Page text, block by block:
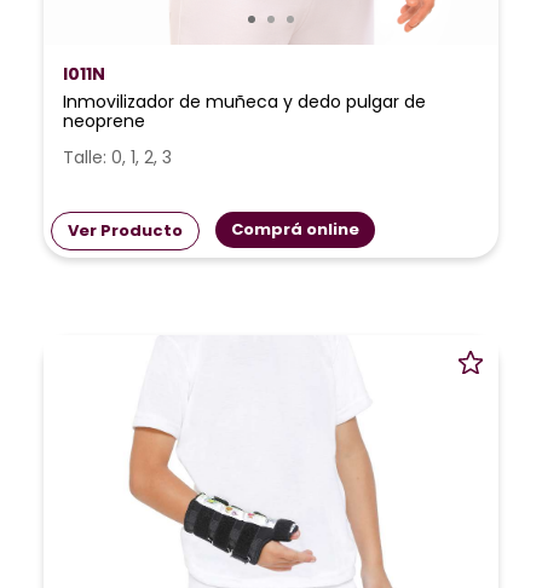
I011N
Inmovilizador de muñeca y dedo pulgar de
neoprene
Talle: 0, 1, 2, 3
Ver Producto Comprá online